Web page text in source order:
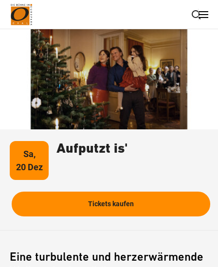
Suche schließen
Wegbeschreibung erhalten
Sa,
20 Dez
Aufputzt is'
Tickets kaufen
Eine turbulente und herzerwärmende